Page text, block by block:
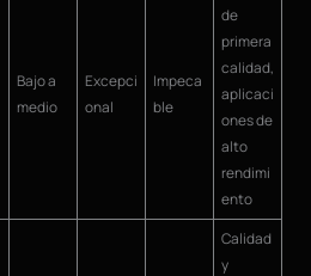
Bajo a
medio
Excepci
onal
Impeca
ble
de
primera
calidad,
aplicaci
ones de
alto
rendimi
ento
Calidad
y